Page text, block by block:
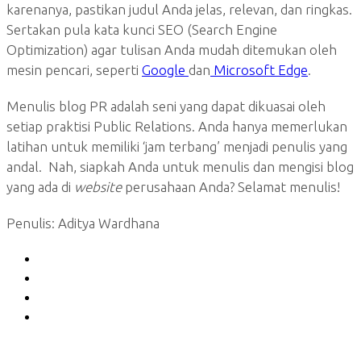
karenanya, pastikan judul Anda jelas, relevan, dan ringkas.
Sertakan pula kata kunci SEO (Search Engine
Optimization) agar tulisan Anda mudah ditemukan oleh
mesin pencari, seperti Google dan Microsoft Edge.
Menulis blog PR adalah seni yang dapat dikuasai oleh
setiap praktisi Public Relations. Anda hanya memerlukan
latihan untuk memiliki ‘jam terbang’ menjadi penulis yang
andal. Nah, siapkah Anda untuk menulis dan mengisi blog
yang ada di website perusahaan Anda? Selamat menulis!
Penulis: Aditya Wardhana